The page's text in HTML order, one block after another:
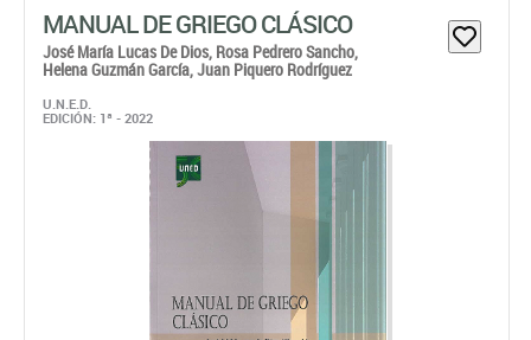
MANUAL DE GRIEGO CLÁSICO
José María Lucas De Dios, Rosa Pedrero Sancho,
Helena Guzmán García,Juan Piquero Rodríguez
U.N.E.D.
EDICIÓN: 1ª - 2022